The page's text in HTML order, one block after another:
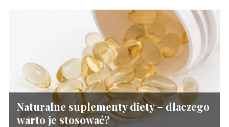
Naturalne suplementy diety – dlaczego
warto je stosować?